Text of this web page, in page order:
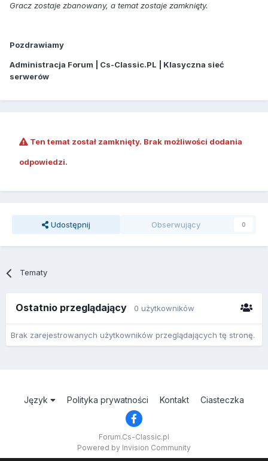
Gracz zostaje zbanowany, a temat zostaje zamknięty.
Pozdrawiamy
Administracja Forum | Cs-Classic.PL | Klasyczna sieć
serwerów
Ten temat został zamknięty. Brak możliwości dodania
odpowiedzi.
Udostępnij Obserwujący 0
Tematy
Ostatnio przeglądający 0 użytkowników
Brak zarejestrowanych użytkowników przeglądających tę stronę.
Język Polityka prywatności Kontakt Ciasteczka
Forum.Cs-Classic.pl
Powered by Invision Community